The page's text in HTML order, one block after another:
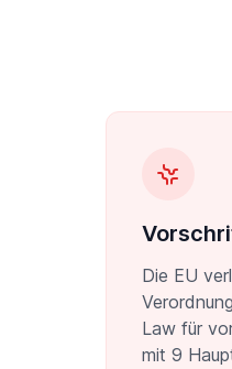
Die EU
Law für
mit 9